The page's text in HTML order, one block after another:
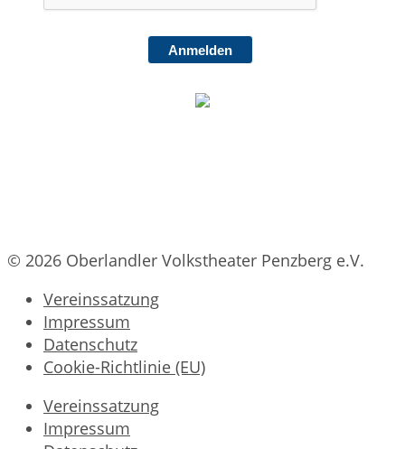
Anmelden
© 2026 Oberlandler Volkstheater Penzberg e.V.
Vereinssatzung
Impressum
Datenschutz
Cookie-Richtlinie (EU)
Vereinssatzung
Impressum